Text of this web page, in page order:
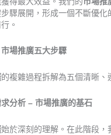
驟展開，形成一個不斷優化
。
場推廣五大步驟
的複雜過程拆解為五個清晰、
分析 – 市場推廣的基石
始於深刻的理解。在此階段，